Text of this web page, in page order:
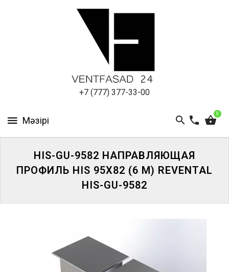
+7 (777) 377-33-00
0
ПАНЕЛИ
HIS-GU-9582 НАПРАВЛЯЮЩАЯ
ПРОФИЛЬ HIS 95Х82 (6 М) REVENTAL
HIS-GU-9582